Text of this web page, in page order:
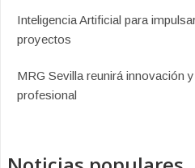
Inteligencia Artificial para
proyectos
MRG Sevilla reunirá innovación
profesional